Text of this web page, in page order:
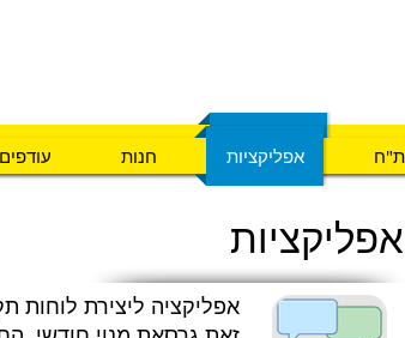
אפליקציות
עודפים חנות אפליקציות
אפליקציות
אפליקציה ליצירת לוחות